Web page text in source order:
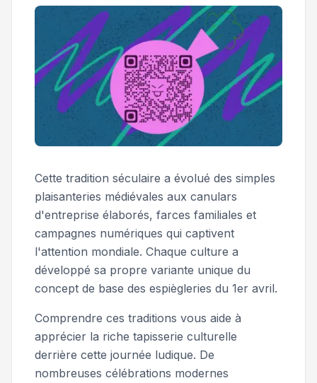
Cette tradition séculaire a évolué des simples
plaisanteries médiévales aux canulars
d'entreprise élaborés, farces familiales et
campagnes numériques qui captivent
l'attention mondiale. Chaque culture a
développé sa propre variante unique du
concept de base des espiègleries du 1er avril.
Comprendre ces traditions vous aide à
apprécier la riche tapisserie culturelle
derrière cette journée ludique. De
nombreuses célébrations modernes